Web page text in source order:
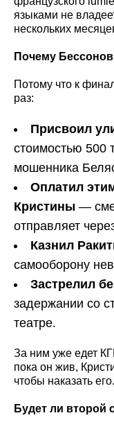
языками не
нескольких
Почему Бессонов
Потому что к
раз:
Присвоил
стоимостью 500
мошенника
Оплатил
Кристины —
отправляет
Казнил
самооборону
Застрелил
задержании со
театре.
За ним уже едет
пока он жив,
чтобы наказать его.
Будет ли второй